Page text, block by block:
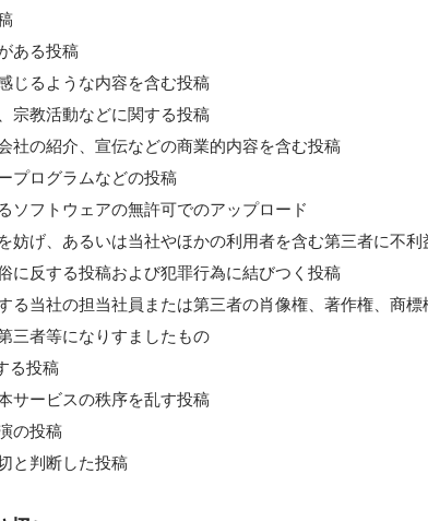
ある投稿
じるような内容を含む投稿
宗教活動などに関する投稿
社の紹介、宣伝などの商業的内容を含む投稿
プログラムなどの投稿
ソフトウェアの無許可でのアップロード
妨げ、あるいは当社やほかの利用者を含む第三者に不
に反する投稿および犯罪行為に結びつく投稿
る当社の担当社員または第三者の肖像権、著作権、商
三者等になりすましたもの
る投稿
サービスの秩序を乱す投稿
の投稿
と判断した投稿